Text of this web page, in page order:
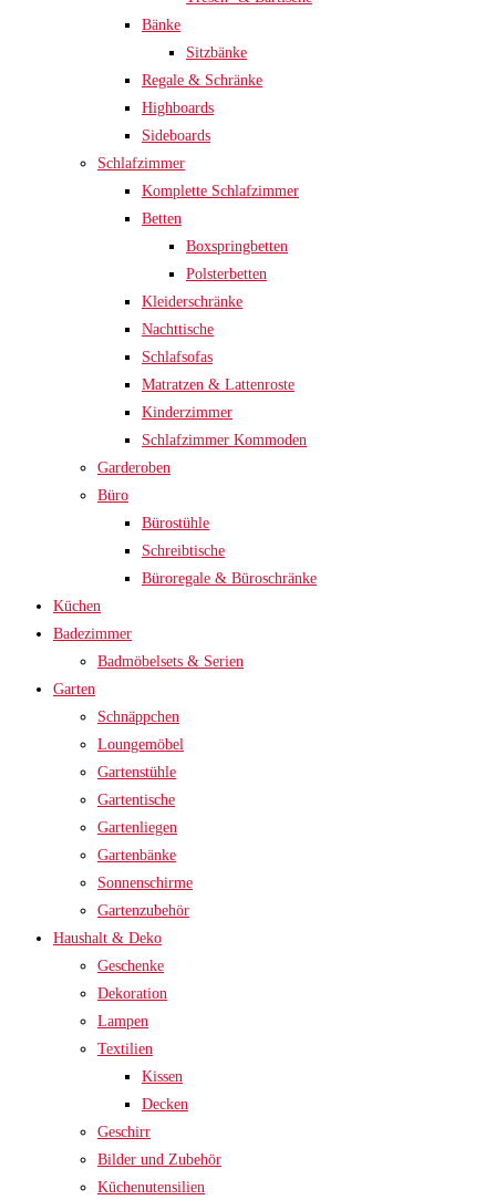
Bänke
Sitzbänke
Regale & Schränke
Highboards
Sideboards
Schlafzimmer
Komplette Schlafzimmer
Betten
Boxspringbetten
Polsterbetten
Kleiderschränke
Nachttische
Schlafsofas
Matratzen & Lattenroste
Kinderzimmer
Schlafzimmer Kommoden
Garderoben
Büro
Bürostühle
Schreibtische
Büroregale & Büroschränke
Küchen
Badezimmer
Badmöbelsets & Serien
Garten
Schnäppchen
Loungemöbel
Gartenstühle
Gartentische
Gartenliegen
Gartenbänke
Sonnenschirme
Gartenzubehör
Haushalt & Deko
Geschenke
Dekoration
Lampen
Textilien
Kissen
Decken
Geschirr
Bilder und Zubehör
Küchenutensilien